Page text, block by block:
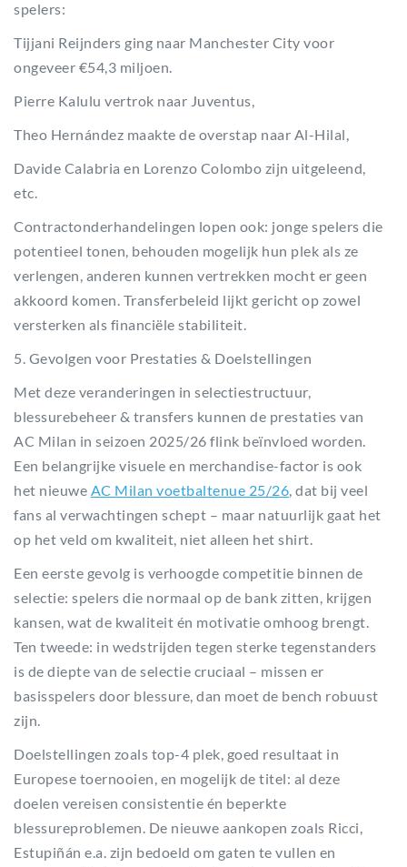
spelers:
Tijjani Reijnders ging naar Manchester City voor
ongeveer €54,3 miljoen.
Pierre Kalulu vertrok naar Juventus,
Theo Hernández maakte de overstap naar Al-Hilal,
Davide Calabria en Lorenzo Colombo zijn uitgeleend,
etc.
Contractonderhandelingen lopen ook: jonge spelers die
potentieel tonen, behouden mogelijk hun plek als ze
verlengen, anderen kunnen vertrekken mocht er geen
akkoord komen. Transferbeleid lijkt gericht op zowel
versterken als financiële stabiliteit.
5. Gevolgen voor Prestaties & Doelstellingen
Met deze veranderingen in selectiestructuur,
blessurebeheer & transfers kunnen de prestaties van
AC Milan in seizoen 2025/26 flink beïnvloed worden.
Een belangrijke visuele en merchandise-factor is ook
het nieuwe AC Milan voetbaltenue 25/26, dat bij veel
fans al verwachtingen schept – maar natuurlijk gaat het
op het veld om kwaliteit, niet alleen het shirt.
Een eerste gevolg is verhoogde competitie binnen de
selectie: spelers die normaal op de bank zitten, krijgen
kansen, wat de kwaliteit én motivatie omhoog brengt.
Ten tweede: in wedstrijden tegen sterke tegenstanders
is de diepte van de selectie cruciaal – missen er
basisspelers door blessure, dan moet de bench robuust
zijn.
Doelstellingen zoals top-4 plek, goed resultaat in
Europese toernooien, en mogelijk de titel: al deze
doelen vereisen consistentie én beperkte
blessureproblemen. De nieuwe aankopen zoals Ricci,
Estupiñán e.a. zijn bedoeld om gaten te vullen en